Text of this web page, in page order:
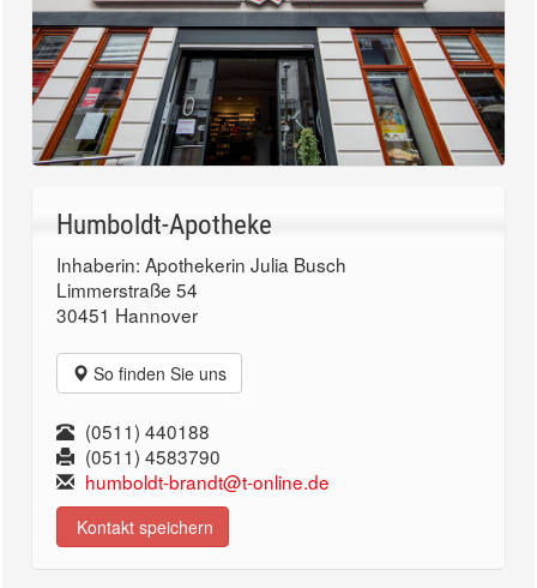
Humboldt-Apotheke
Inhaberin: Apothekerin Julia Busch
Limmerstraße 54
30451 Hannover
So finden Sie uns
(0511) 440188
(0511) 4583790
humboldt-brandt@t-online.de
Kontakt speichern